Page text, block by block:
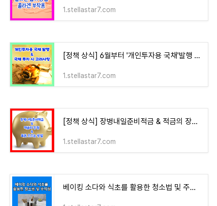
1.stellastar7.com
[정책 상식] 6월부터 '개인투자용 국채'발행 & 국채 투자 시 고려사항
1.stellastar7.com
[정책 상식] 장병내일준비적금 & 적금의 장점 및 목돈 모으는 방법
1.stellastar7.com
베이킹 소다와 식초를 활용한 청소법 및 주의점